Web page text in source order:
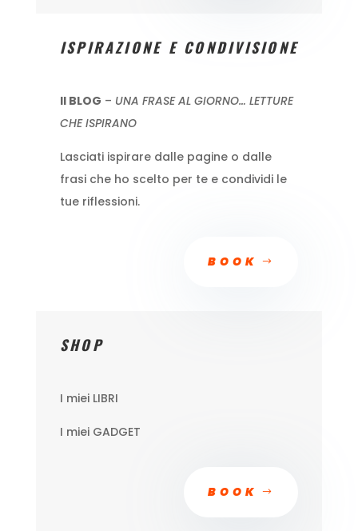
ISPIRAZIONE E CONDIVISIONE
Il BLOG – UNA FRASE AL GIORNO… LETTURE
CHE ISPIRANO
Lasciati ispirare dalle pagine o dalle
frasi che ho scelto per te e condividi le
tue riflessioni.
BOOK
SHOP
I miei LIBRI
I miei GADGET
BOOK